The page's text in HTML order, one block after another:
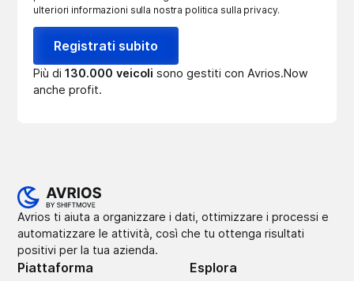
ulteriori informazioni sulla nostra politica sulla privacy.
Più di130.000 veicoli sono gestiti con Avrios.Now
anche profit.
Avrios ti aiuta a organizzare i dati, ottimizzare i processi e
automatizzare le attività, così che tu ottenga risultati
positivi per la tua azienda.
Piattaforma Esplora